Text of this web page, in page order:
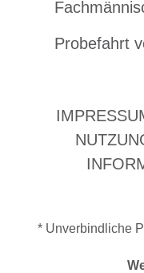
Probefahrt
* Unverbindliche